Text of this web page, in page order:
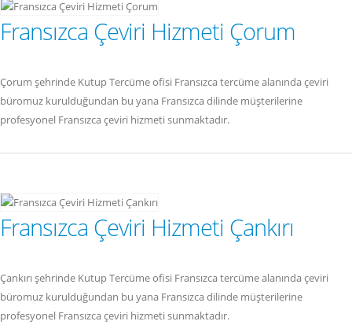
Fransızca Çeviri Hizmeti Çorum
Çorum şehrinde Kutup Tercüme ofisi Fransızca tercüme alanında çeviri
büromuz kurulduğundan bu yana Fransızca dilinde müşterilerine
profesyonel Fransızca çeviri hizmeti sunmaktadır.
Fransızca Çeviri Hizmeti Çankırı
Çankırı şehrinde Kutup Tercüme ofisi Fransızca tercüme alanında çeviri
büromuz kurulduğundan bu yana Fransızca dilinde müşterilerine
profesyonel Fransızca çeviri hizmeti sunmaktadır.